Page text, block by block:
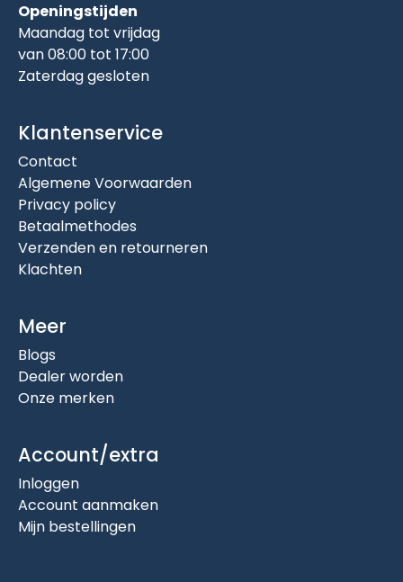
Openingstijden
Maandag tot vrijdag
van 08:00 tot 17:00
Zaterdag gesloten
Klantenservice
Contact
Algemene Voorwaarden
Privacy policy
Betaalmethodes
Verzenden en retourneren
Klachten
Meer
Blogs
Dealer worden
Onze merken
Account/extra
Inloggen
Account aanmaken
Mijn bestellingen